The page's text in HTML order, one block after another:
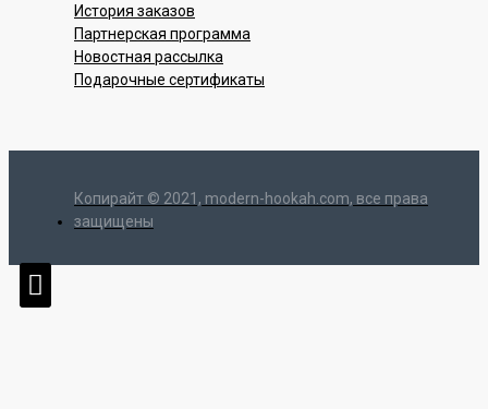
История заказов
Партнерская программа
Новостная рассылка
Подарочные сертификаты
Копирайт © 2021, modern-hookah.com, все права
защищены